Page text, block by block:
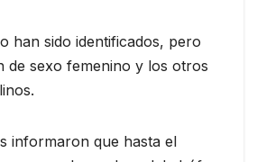
han sido identificados, pero
de sexo femenino y los otros
informaron que hasta el